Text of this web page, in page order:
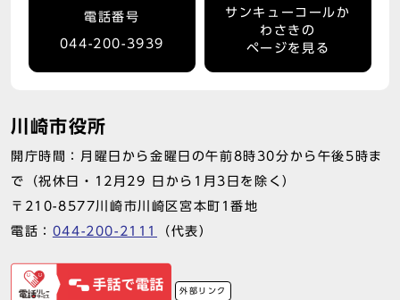
電話番号
044-200-3939
サンキューコールか
わさきの
ページを見る
川崎市役所
開庁時間：月曜日から金曜日の午前8時30分から午後5時ま
で（祝休日・12月29 日から1月3日を除く）
〒210-8577川崎市川崎区宮本町1番地
電話： 044-200-2111 （代表）
外部リンク